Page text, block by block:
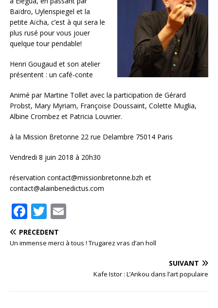
Baïdro, Uylenspiegel et la
petite Aïcha, c’est à qui sera le
plus rusé pour vous jouer
quelque tour pendable!
Henri Gougaud et son atelier
présentent : un café-conte
Animé par Martine Tollet avec la participation de Gérard
Probst, Mary Myriam, Françoise Doussaint, Colette Muglia,
Albine Crombez et Patricia Louvrier.
à la Mission Bretonne 22 rue Delambre 75014 Paris
Vendredi 8 juin 2018 à 20h30
réservation contact@missionbretonne.bzh et
contact@alainbenedictus.com
F
a
c
T
w
it ai
PRÉCÉDENT
Un immense merci à tous ! Trugarez vras d’an holl
SUIVANT
Kafe Istor : L’Ankou dans l’art populaire